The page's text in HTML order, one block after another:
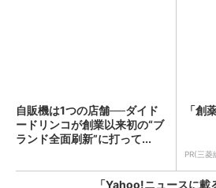
自販機は1つの店舗──ダイド
ードリンコが創業以来初の“ブ
ランド全面刷新”に打って...
「創
PR(三菱
「Yahoo!ニュースに